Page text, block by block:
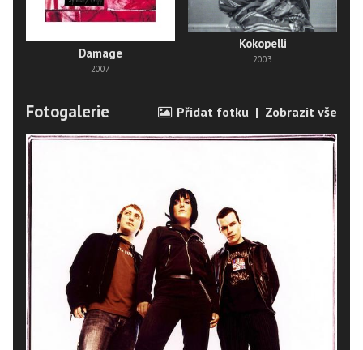
Damage
2007
Kokopelli
2003
Fotogalerie Přidat fotku | Zobrazit vše